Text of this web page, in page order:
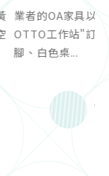
空間。"開放式
選配：烤黑桌